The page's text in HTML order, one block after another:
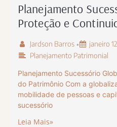
Planejamento
Proteção e
Jardson Barros • janeiro
Planejamento Patrimonial
Planejamento Sucessório
do Patrimônio Com a
mobilidade de pessoas e
sucessório
Leia Mais»